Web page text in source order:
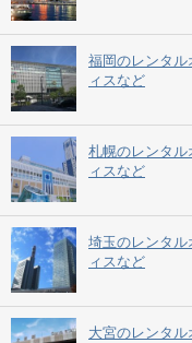
福岡のレンタル
ィスなど
札幌のレンタル
ィスなど
埼玉のレンタル
ィスなど
大宮のレンタ